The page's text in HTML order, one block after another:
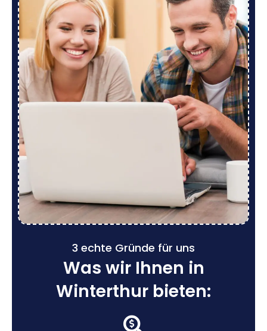
3 echte Gründe für uns
Was wir Ihnen in
Winterthur bieten: